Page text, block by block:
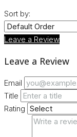
Sort by:
Leave a Review
Leave a Review
Email
Title
Rating